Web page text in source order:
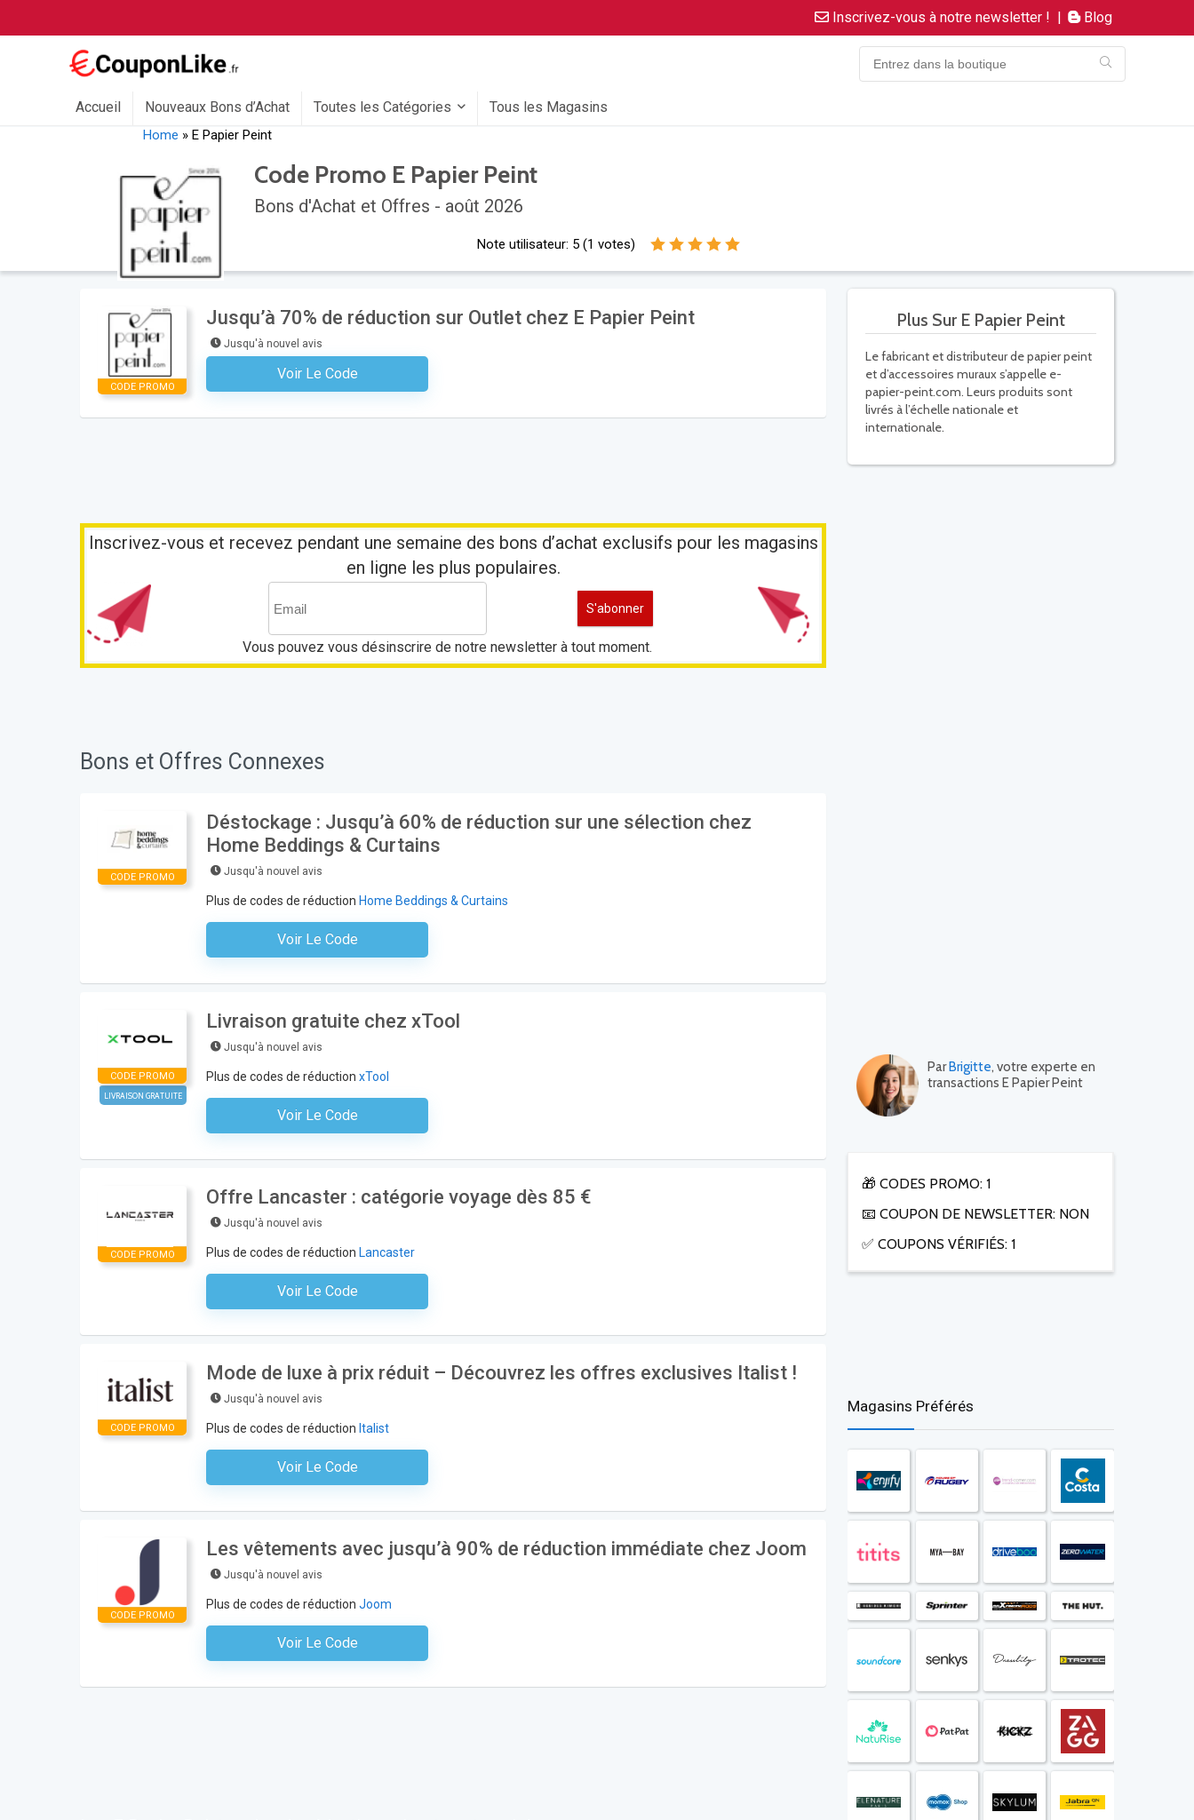
Inscrivez-vous à notre newsletter ! | Blog
Accueil Nouveaux Bons d’Achat Toutes les Catégories Tous les Magasins
Home »E Papier Peint
Code Promo E Papier Peint
Bons d'Achat et Offres - août 2026
Note utilisateur: 5 (1 votes)
Plus Sur E Papier Peint
Le fabricant et distributeur de papier peint
et d’accessoires muraux s’appelle e-
papier-peint.com. Leurs produits sont
livrés à l’échelle nationale et
internationale.
ParBrigitte, votre experte en
transactions E Papier Peint
🎁 CODES PROMO: 1
📧 COUPON DE NEWSLETTER: NON
✅ COUPONS VÉRIFIÉS: 1
Magasins Préférés
CODE PROMO
Jusqu’à 70% de réduction sur Outlet chez E Papier Peint
Jusqu'à nouvel avis
Voir Le Code
Aucun Code N'est Nécessaire
Inscrivez-vous et recevez pendant une semaine des bons d’achat exclusifs pour les magasins
en ligne les plus populaires.
Vous pouvez vous désinscrire de notre newsletter à tout moment.
Bons et Offres Connexes
CODE PROMO
Déstockage : Jusqu’à 60% de réduction sur une sélection chez
Home Beddings & Curtains
Jusqu'à nouvel avis
Plus de codes de réduction Home Beddings & Curtains
Voir Le Code
Aucun Code N'est Nécessaire
CODE PROMO
LIVRAISON GRATUITE
Livraison gratuite chez xTool
Jusqu'à nouvel avis
Plus de codes de réduction xTool
Voir Le Code
Aucun Code N'est Nécessaire
CODE PROMO
Offre Lancaster : catégorie voyage dès 85 €
Jusqu'à nouvel avis
Plus de codes de réduction Lancaster
Voir Le Code
Aucun Code N'est Nécessaire
CODE PROMO
Mode de luxe à prix réduit – Découvrez les offres exclusives Italist !
Jusqu'à nouvel avis
Plus de codes de réduction Italist
Voir Le Code
Aucun Code N'est Nécessaire
CODE PROMO
Les vêtements avec jusqu’à 90% de réduction immédiate chez Joom
Jusqu'à nouvel avis
Plus de codes de réduction Joom
Voir Le Code
Aucun Code N'est Nécessaire